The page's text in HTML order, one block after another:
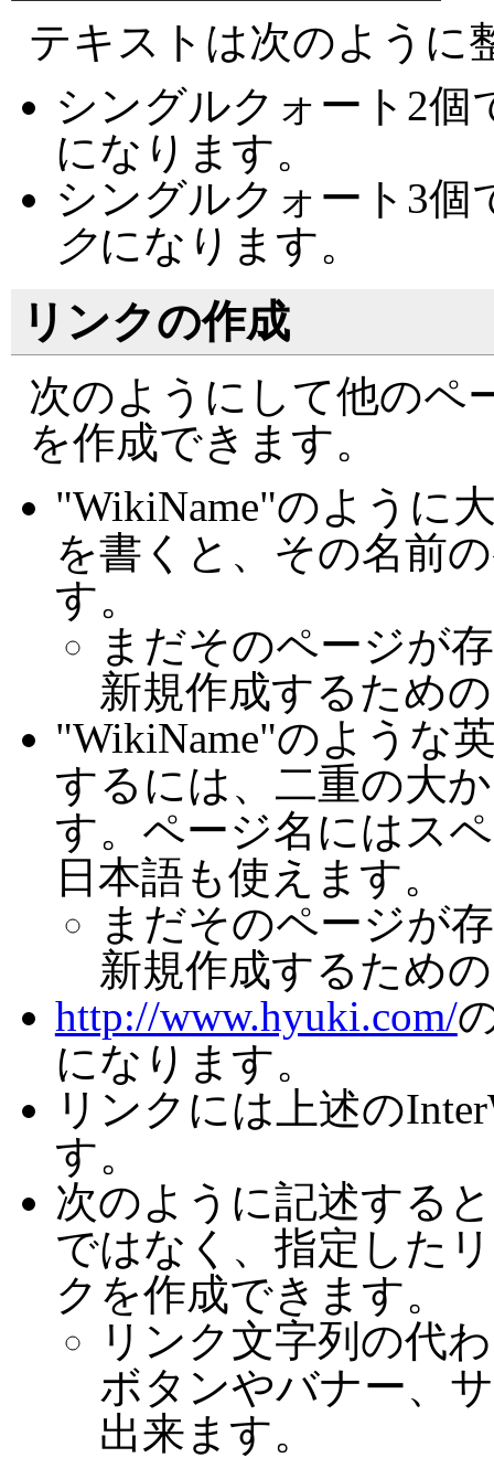
テキストは次のように
シングルクォート2個
になります。
シングルクォート3個
クになります。
リンクの作成
次のようにして他のペ
を作成できます。
"WikiName"のように
を書くと、その名前
す。
まだそのページが
新規作成するため
"WikiName"のような
するには、二重の大
す。ページ名にはス
日本語も使えます。
まだそのページが
新規作成するため
http://www.hyuki.com/
になります。
リンクには上述の
す。
次のように記述する
ではなく、指定した
クを作成できます。
リンク文字列の代
ボタンやバナー、
出来ます。